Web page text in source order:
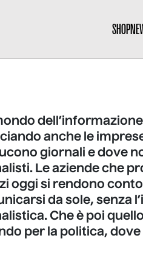
SHOP
anche le
giornali e dove
Le aziende che
oggi si rendono
da sole, senza
Che è poi
per la politica, dove